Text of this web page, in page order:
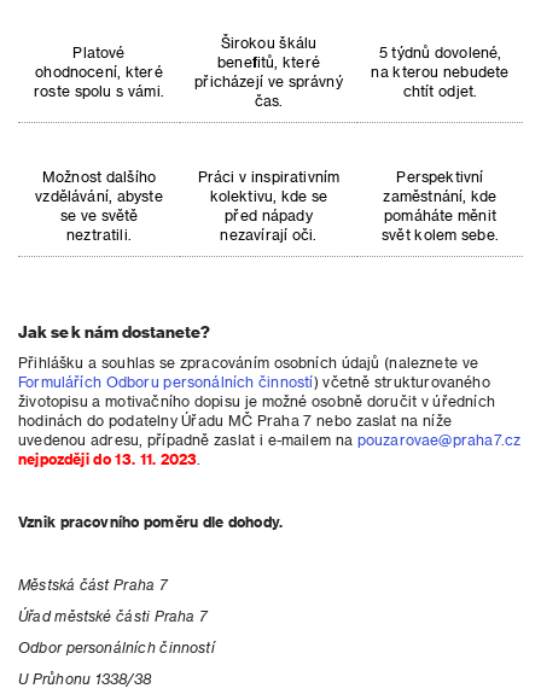
Platové
ohodnocení, které
roste spolu s vámi.
Širokou škálu
benefitů, které
přicházejí ve správný
čas.
5 týdnů dovolené,
na kterou nebudete
chtít odjet.
Možnost dalšího
vzdělávání, abyste
se ve světě
neztratili.
Práci v inspirativním
kolektivu, kde se
před nápady
nezavírají oči.
Perspektivní
zaměstnání, kde
pomáháte měnit
svět kolem sebe.
Jak se k nám dostanete?
Přihlášku a souhlas se zpracováním osobních údajů (naleznete ve
Formulářích Odboru personálních činností) včetně strukturovaného
životopisu a motivačního dopisu je možné osobně doručit v úředních
hodinách do podatelny Úřadu MČ Praha 7 nebo zaslat na níže
uvedenou adresu, případně zaslat i e-mailem na pouzarovae@praha7.cz
nejpozději do 13. 11. 2023
Vznik pracovního poměru dle dohody.
Městská část Praha 7
Úřad městské části Praha 7
Odbor personálních činností
U Průhonu 1338/38